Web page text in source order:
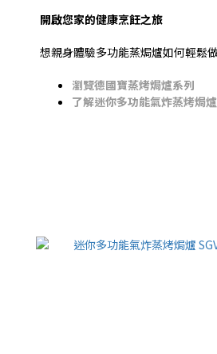
開啟您家的健康烹飪之旅
想親身體驗多功能蒸焗爐如何輕鬆
瀏覽德國寶蒸烤焗爐系列
了解迷你多功能氣炸蒸烤焗